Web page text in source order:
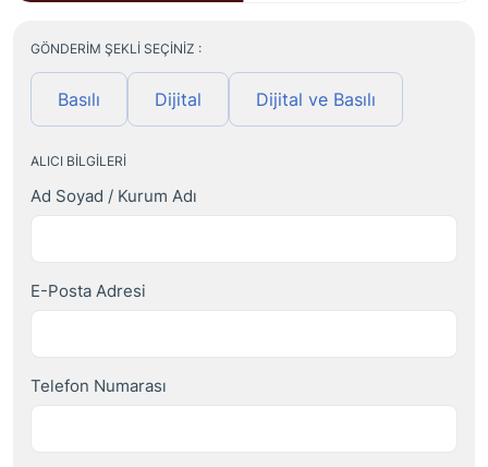
GÖNDERIM ŞEKLI SEÇINIZ :
Basılı Dijital Dijital ve Basılı
ALICI BILGILERI
Ad Soyad / Kurum Adı
E-Posta Adresi
Telefon Numarası